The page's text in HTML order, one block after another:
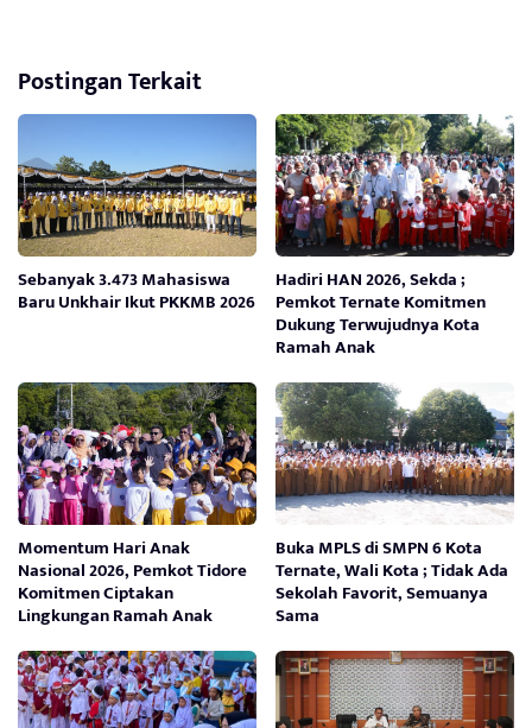
Postingan Terkait
Sebanyak 3.473 Mahasiswa
Baru Unkhair Ikut PKKMB 2026
Hadiri HAN 2026, Sekda ;
Pemkot Ternate Komitmen
Dukung Terwujudnya Kota
Ramah Anak
Momentum Hari Anak
Nasional 2026, Pemkot Tidore
Komitmen Ciptakan
Lingkungan Ramah Anak
Buka MPLS di SMPN 6 Kota
Ternate, Wali Kota ; Tidak Ada
Sekolah Favorit, Semuanya
Sama